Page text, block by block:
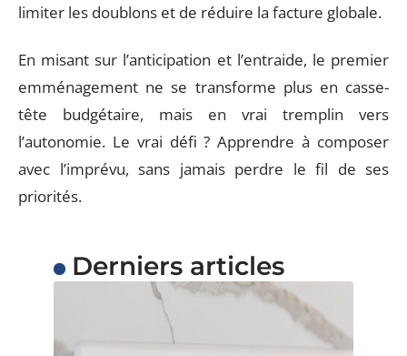
limiter les doublons et de réduire la facture globale.
En misant sur l’anticipation et l’entraide, le premier
emménagement ne se transforme plus en casse-
tête budgétaire, mais en vrai tremplin vers
l’autonomie. Le vrai défi ? Apprendre à composer
avec l’imprévu, sans jamais perdre le fil de ses
priorités.
Derniers articles